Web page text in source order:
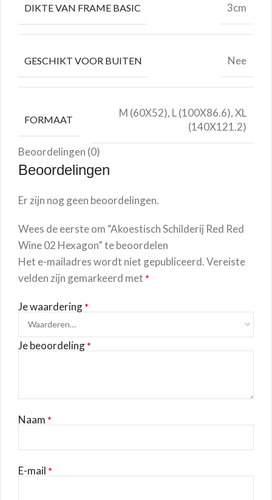
DIKTE VAN FRAME BASIC 3cm
GESCHIKT VOOR BUITEN Nee
FORMAAT
M (60X52), L (100X86.6), XL
(140X121.2)
Beoordelingen (0)
Beoordelingen
Er zijn nog geen beoordelingen.
Wees de eerste om “Akoestisch Schilderij Red Red
Wine 02 Hexagon” te beoordelen
Het e-mailadres wordt niet gepubliceerd.Vereiste
velden zijn gemarkeerd met *
Je waardering*
Je beoordeling*
Naam *
E-mail *